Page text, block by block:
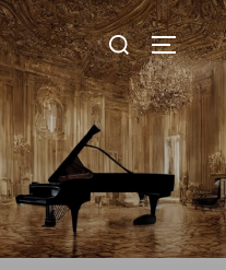
Søg
efter:
SLÅ